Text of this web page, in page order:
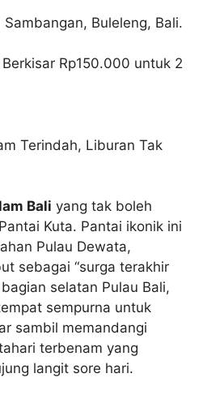
Sambangan, Buleleng, Bali.
Berkisar Rp150.000 untuk 2
Bali yang tak boleh
Kuta. Pantai ikonik ini
Pulau Dewata,
sebagai “surga terakhir
selatan Pulau Bali,
sempurna untuk
sambil memandangi
terbenam yang
langit sore hari.